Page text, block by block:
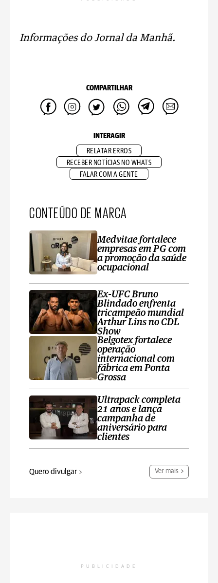
Informações do Jornal da Manhã.
COMPARTILHAR
INTERAGIR
RELATAR ERROS
RECEBER NOTÍCIAS NO WHATS
FALAR COM A GENTE
CONTEÚDO DE MARCA
Medvitae fortalece
empresas em PG com
a promoção da saúde
ocupacional
Ex-UFC Bruno
Blindado enfrenta
tricampeão mundial
Arthur Lins no CDL
Show
Belgotex fortalece
operação
internacional com
fábrica em Ponta
Grossa
Ultrapack completa
21 anos e lança
campanha de
aniversário para
clientes
Quero divulgar Ver mais
PUBLICIDADE